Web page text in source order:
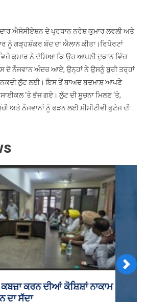
ਐਸੋਸੀਏਸ਼ਨ ਦੇ ਪ੍ਰਧਾਨ ਨਰੇਸ਼ ਕੁਮਾਰ ਲਵਲੀ ਅਤੇ
ਨੂੰ ਗੜ੍ਹਸ਼ੰਕਰ ਬੰਦ ਦਾ ਐਲਾਨ ਕੀਤਾ।ਰਿਪੋਰਟਾਂ
ਕੁਮਾਰ ਨੇ ਦੱਸਿਆ ਕਿ ਉਹ ਆਪਣੀ ਦੁਕਾਨ ਵਿੱਚ
ਦੋ ਨੌਜਵਾਨ ਅੰਦਰ ਆਏ, ਉਨ੍ਹਾਂ ਨੇ ਉਸਨੂੰ ਬੁਰੀ ਤਰ੍ਹਾਂ
ਲੁੱਟ ਲਈ। ਇਸ ਤੋਂ ਬਾਅਦ ਬਦਮਾਸ਼ ਆਪਣੇ
‘ਤੇ ਭੱਜ ਗਏ। ਲੁੱਟ ਦੀ ਸੂਚਨਾ ਮਿਲਣ ‘ਤੇ,
ਅਤੇ ਨੌਜਵਾਨਾਂ ਨੂੰ ਫੜਨ ਲਈ ਸੀਸੀਟੀਵੀ ਫੁਟੇਜ ਦੀ
Next